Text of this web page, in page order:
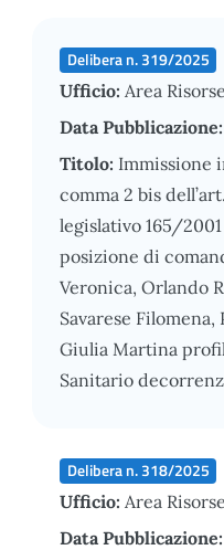
Delibera n. 319/2025
Ufficio: Area
Data Pubblicazione:
Titolo: Immissione
comma 2 bis
legislativo 165/
posizione di
Veronica, Orlando
Savarese
Giulia Martina
Sanitario
Delibera n. 318/2025
Ufficio: Area
Data Pubblicazione: